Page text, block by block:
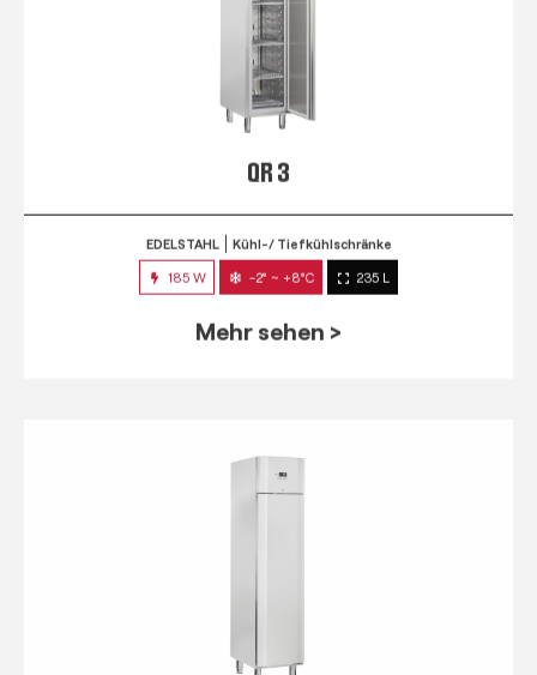
QR 3
EDELSTAHL Kühl-/ Tiefkühlschränke
185 W -2° ~ +8°C 235 L
Mehr sehen >